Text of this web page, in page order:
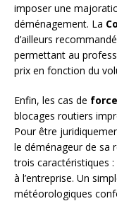
imposer une
déménagement. La
d’ailleurs
permettant au
prix en fonction du
Enfin, les cas de
blocages routiers
Pour être
le déménageur de sa
trois caractéristiques
à l’entreprise. Un
météorologiques